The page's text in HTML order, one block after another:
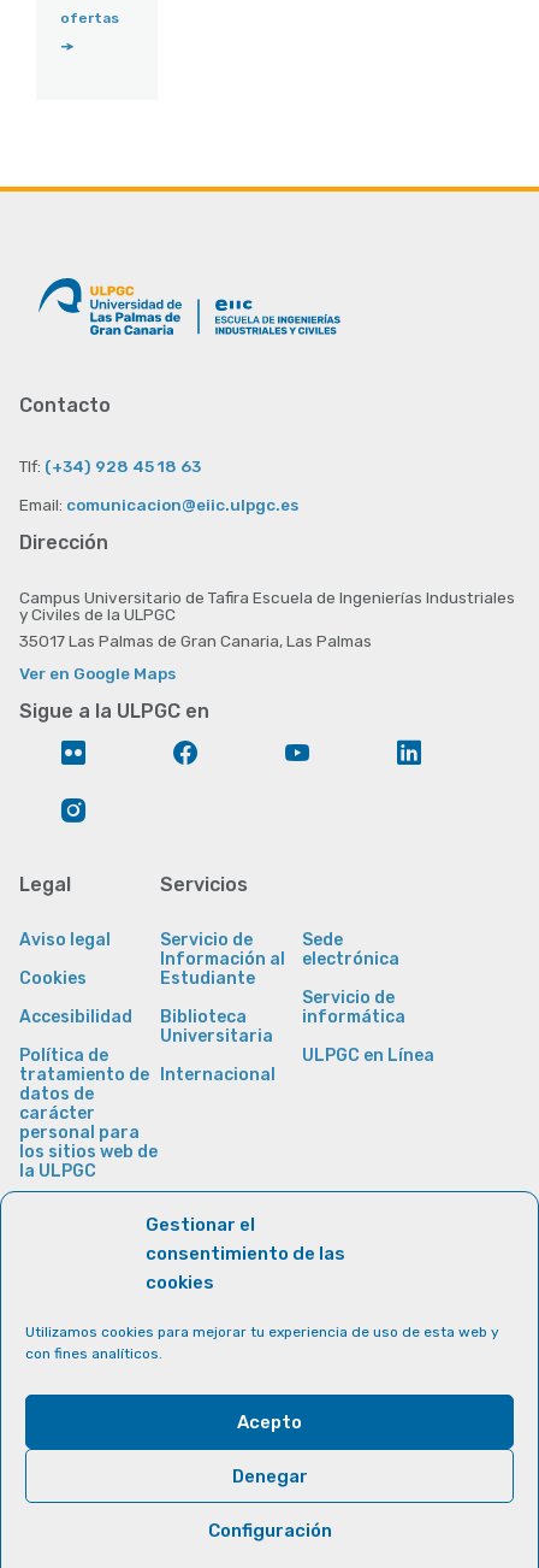
Gestionar el
consentimiento de las
cookies
Utilizamos cookies para mejorar tu experiencia de uso de esta web y
con fines analíticos.
Acepto
Denegar
Configuración
ofertas
Contacto
Tlf: (+34) 928 45 18 63
Email: comunicacion@eiic.ulpgc.es
Dirección
Campus Universitario de Tafira Escuela de Ingenierías Industriales
y Civiles de la ULPGC
35017 Las Palmas de Gran Canaria, Las Palmas
Ver en Google Maps
Sigue a la ULPGC en
Legal
Aviso legal
Cookies
Accesibilidad
Política de
tratamiento de
datos de
carácter
personal para
los sitios web de
la ULPGC
Servicios
Servicio de
Información al
Estudiante
Biblioteca
Universitaria
Internacional
Sede
electrónica
Servicio de
informática
ULPGC en Línea